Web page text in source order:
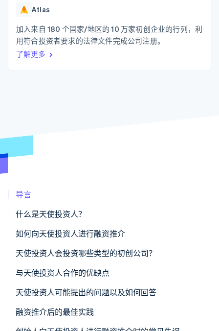
支付成功率优
化
Link
加速结账
Data Pipeline
数据同步
Stripe Sessions 2026
了解 Stripe 如何为 AI 构建经济基础设施。
立即观看
合作伙伴
应用集成
Sessions 年度大会
招聘
资讯中心
Atlas
加入来自 180 个国家/地区的 10 万家初创企业的行列，利
用符合投资者要求的法律文件完成公司注册。
了解更多
导言
什么是天使投资人？
天使投资人能支付多少？
如何向天使投资人进行融资推介
1. 了解您的业务与市场
2. 精心打磨推介内容
3. 展示财务状况
4. 突出团队优势
天使投资人会投资哪些类型的初创公司？
与天使投资人合作的优缺点
天使投资人的优点
天使投资人的缺点
天使投资人可能提出的问题以及如何回答
融资推介后的最佳实践